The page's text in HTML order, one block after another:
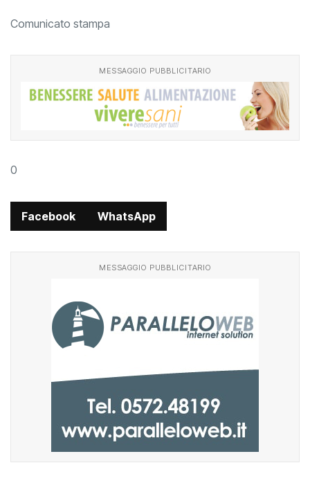
Comunicato stampa
MESSAGGIO PUBBLICITARIO
0
Facebook WhatsApp
MESSAGGIO PUBBLICITARIO